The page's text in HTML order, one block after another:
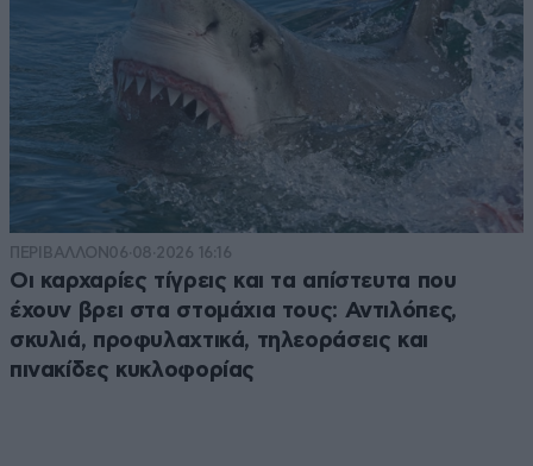
ΠΕΡΙΒΑΛΛΟΝ 06·08·2026 16:16
Οι καρχαρίες τίγρεις και τα απίστευτα που
έχουν βρει στα στομάχια τους: Αντιλόπες,
σκυλιά, προφυλαχτικά, τηλεοράσεις και
πινακίδες κυκλοφορίας